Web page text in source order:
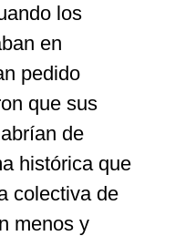
los
en
pedido
que sus
de
histórica que
colectiva de
menos y